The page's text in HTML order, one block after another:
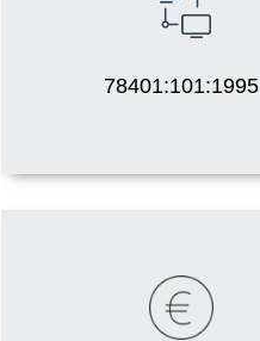
78401:101:1995